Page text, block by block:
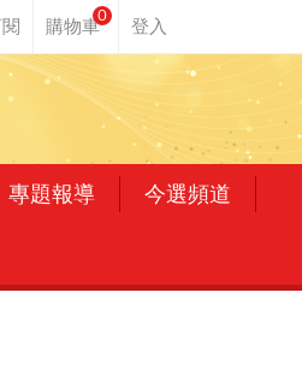
0
專題報導 今選頻道